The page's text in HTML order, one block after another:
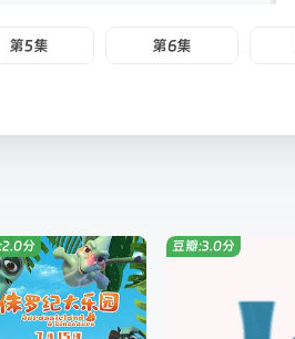
第5集 第6集
分 豆瓣:3.0分